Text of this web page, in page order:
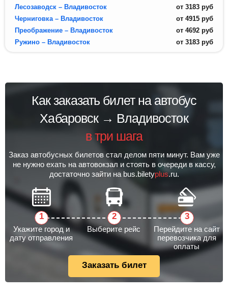
Лесозаводск – Владивосток
от 3183 руб
Черниговка – Владивосток
от 4915 руб
Преображение – Владивосток
от 4692 руб
Ружино – Владивосток
от 3183 руб
Как заказать билет на автобус
Хабаровск → Владивосток
в три шага
Заказ автобусных билетов стал делом пяти минут. Вам уже
не нужно ехать на автовокзал и стоять в очереди в кассу,
достаточно зайти на bus.biletyplus.ru.
Укажите город и
дату отправления
Выберите рейс
Перейдите на сайт
перевозчика для
оплаты
Заказать билет